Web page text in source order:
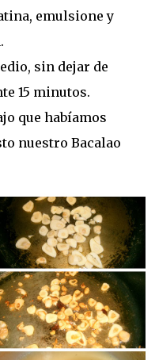
emulsione y
sin dejar de
15 minutos.
que habíamos
nuestro Bacalao